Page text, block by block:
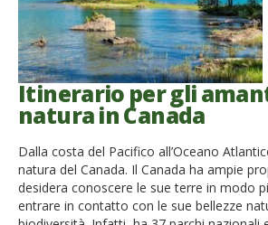
Itinerario per gli
natura in Canada
Dalla costa del Pacifico all’Oceano
natura del Canada. Il Canada ha ampie
desidera conoscere le sue terre in modo
entrare in contatto con le sue bellezze